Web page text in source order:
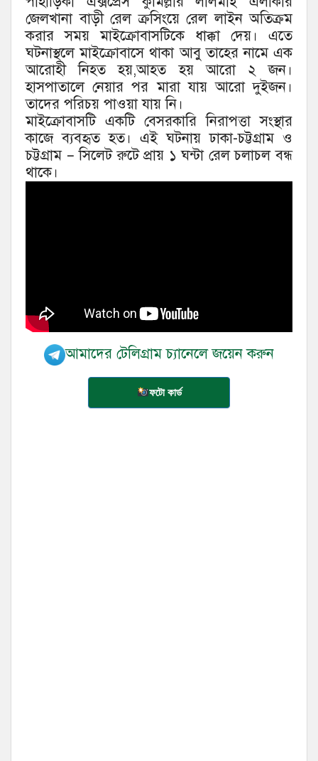
জেলখানা বাড়ী রেল ক্রসিংয়ে রেল লাইন অতিক্রম
করার সময় মাইক্রোবাসটিকে ধাক্কা দেয়। এতে
ঘটনাস্থলে মাইক্রোবাসে থাকা আবু তাহের নামে এক
আরোহী নিহত হয়,আহত হয় আরো ২ জন।
হাসপাতালে নেয়ার পর মারা যায় আরো দুইজন।
তাদের পরিচয় পাওয়া যায় নি।
মাইক্রোবাসটি একটি বেসরকারি নিরাপত্তা সংস্থার
কাজে ব্যবহৃত হত। এই ঘটনায় ঢাকা-চট্টগ্রাম ও
চট্টগ্রাম – সিলেট রুটে প্রায় ১ ঘন্টা রেল চলাচল বন্ধ
থাকে।
আমাদের টেলিগ্রাম চ্যানেলে জয়েন করুন
ফটো কার্ড